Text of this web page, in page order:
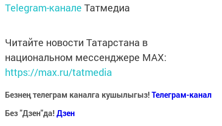
Telegram-канале Татмедиа
Читайте новости Татарстана в
национальном мессенджере MАХ:
https://max.ru/tatmedia
Безнең телеграм каналга кушылыгыз!Телеграм-канал
Без "Дзен"да!Дзен